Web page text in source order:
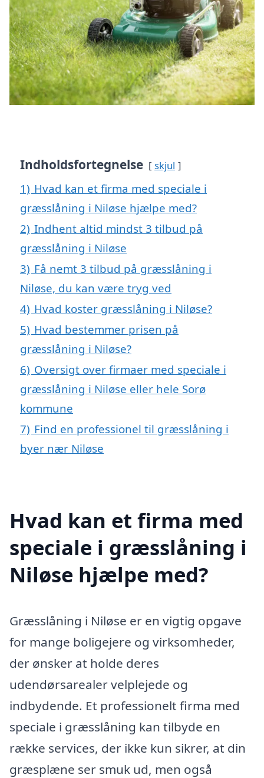
Indholdsfortegnelse skjul
1) Hvad kan et firma med speciale i
græsslåning i Niløse hjælpe med?
2) Indhent altid mindst 3 tilbud på
græsslåning i Niløse
3) Få nemt 3 tilbud på græsslåning i
Niløse, du kan være tryg ved
4) Hvad koster græsslåning i Niløse?
5) Hvad bestemmer prisen på
græsslåning i Niløse?
6) Oversigt over firmaer med speciale i
græsslåning i Niløse eller hele Sorø
kommune
7) Find en professionel til græsslåning i
byer nær Niløse
Hvad kan et firma med
speciale i græsslåning i
Niløse hjælpe med?
Græsslåning i Niløse er en vigtig opgave
for mange boligejere og virksomheder,
der ønsker at holde deres
udendørsarealer velplejede og
indbydende. Et professionelt firma med
speciale i græsslåning kan tilbyde en
række services, der ikke kun sikrer, at din
græsplæne ser smuk ud, men også